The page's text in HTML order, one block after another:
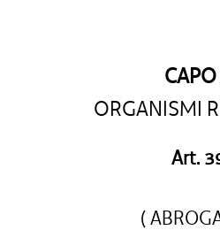
ORGANISMI
Art.
(